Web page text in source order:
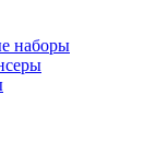
наборы